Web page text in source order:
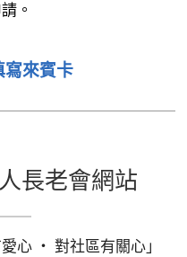
。
寫來賓卡
長老會網站
心 ‧ 對社區有關心」